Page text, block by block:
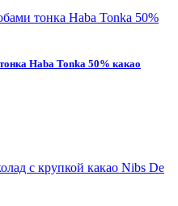
Haba Tonka 50% какао